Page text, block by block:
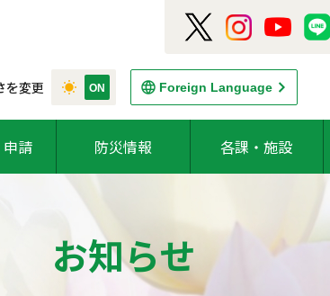
を変更 Foreign Language
請 防災情報 各課・施設
お知らせ